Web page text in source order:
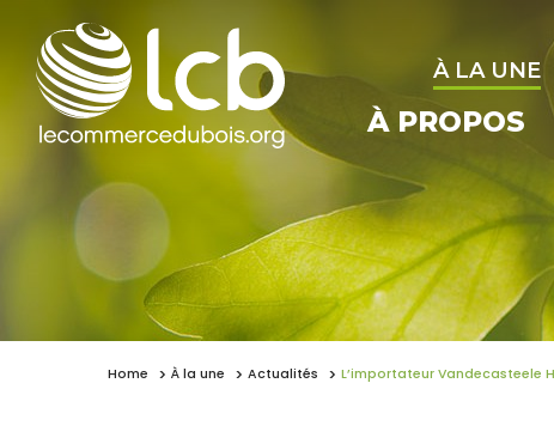
À LA UNE
À PROPOS
Home À la une Actualités L’importateur Vandecasteele